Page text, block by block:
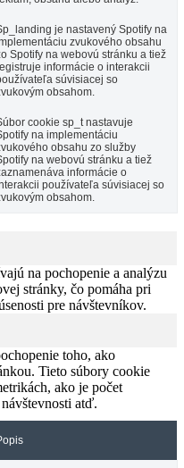
je nastavený Spotify na
zvukového obsahu
Spotify na webovú stránku a tiež
informácie o interakcii
súvisiacej so
obsahom.
cookie sp_t nastavuje
na implementáciu
obsahu zo služby
na webovú stránku a tiež
informácie o
používateľa súvisiacej so
obsahom.
na pochopenie a analýzu
stránky, čo pomáha pri
pre návštevníkov.
toho, ako
Tieto súbory cookie
ako je počet
atď.